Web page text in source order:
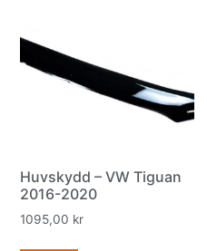
Huvskydd – VW Tiguan
2016-2020
1095,00 kr